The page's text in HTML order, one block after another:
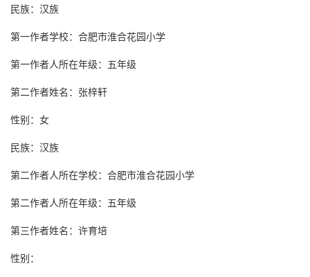
民族：汉族
第一作者学校：合肥市淮合花园小学
第一作者人所在年级：五年级
第二作者姓名：张梓轩
性别：女
民族：汉族
第二作者人所在学校：合肥市淮合花园小学
第二作者人所在年级：五年级
第三作者姓名：许育培
性别：